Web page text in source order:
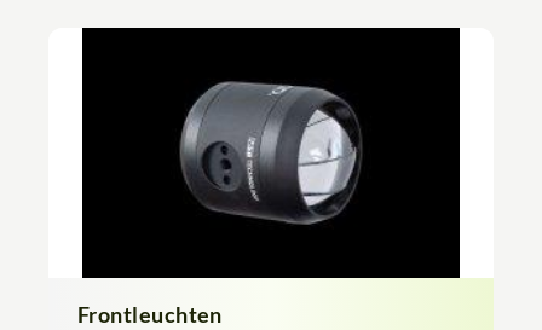
Frontleuchten